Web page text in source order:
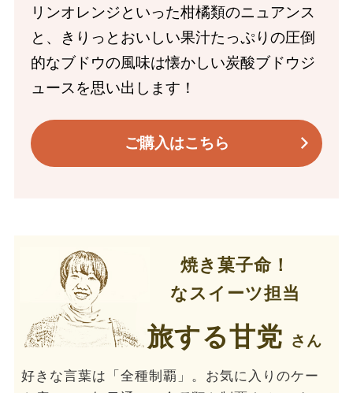
リンオレンジといった柑橘類のニュアンス
と、きりっとおいしい果汁たっぷりの圧倒
的なブドウの風味は懐かしい炭酸ブドウジ
ュースを思い出します！
ご購入はこちら
焼き菓子命！
なスイーツ担当
旅する甘党 さん
好きな言葉は「全種制覇」。お気に入りのケー